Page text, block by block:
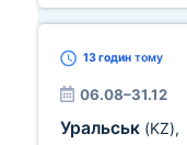
13 годин тому
06.08–31.12
Уральськ (KZ),